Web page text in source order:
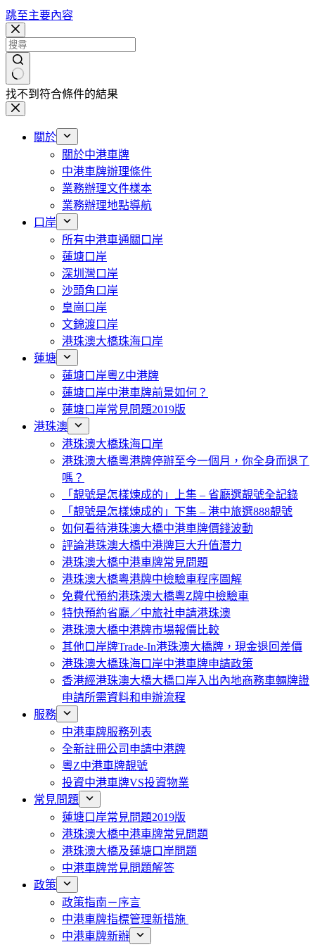
跳至主要內容
找不到符合條件的結果
關於
關於中港車牌
中港車牌辦理條件
業務辦理文件樣本
業務辦理地點導航
口岸
所有中港車通關口岸
蓮塘口岸
深圳灣口岸
沙頭角口岸
皇崗口岸
文錦渡口岸
港珠澳大橋珠海口岸
蓮塘
蓮塘口岸粵Z中港牌
蓮塘口岸中港車牌前景如何？
蓮塘口岸常見問題2019版
港珠澳
港珠澳大橋珠海口岸
港珠澳大橋粵港牌停辦至今一個月，你全身而退了
嗎？
「靚號是怎樣煉成的」上集 – 省廳選靚號全記錄
「靚號是怎樣煉成的」下集 – 港中旅選888靚號
如何看待港珠澳大橋中港車牌價錢波動
評論港珠澳大橋中港牌巨大升值潛力
港珠澳大橋中港車牌常見問題
港珠澳大橋粵港牌中檢驗車程序圖解
免費代預約港珠澳大橋粵Z牌中檢驗車
特快預約省廳／中旅社申請港珠澳
港珠澳大橋中港牌市場報價比較
其他口岸牌Trade-In港珠澳大橋牌，現金退回差價
港珠澳大橋珠海口岸中港車牌申請政策
香港經港珠澳大橋大橋口岸入出內地商務車輛牌證
申請所需資料和申辦流程
服務
中港車牌服務列表
全新註冊公司申請中港牌
粵Z中港車牌靚號
投資中港車牌VS投資物業
常見問題
蓮塘口岸常見問題2019版
港珠澳大橋中港車牌常見問題
港珠澳大橋及蓮塘口岸問題
中港車牌常見問題解答
政策
政策指南－序言
中港車牌指標管理新措施
中港車牌新辦